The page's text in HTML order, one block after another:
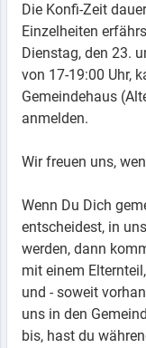
Die Konfi-Zeit
Einzelheiten
Dienstag, den 23.
von 17-19:00 Uhr,
Gemeindehaus
anmelden.
Wir freuen uns,
Wenn Du Dich
entscheidest, in
werden, dann
mit einem
und - soweit
uns in den
bis, hast du